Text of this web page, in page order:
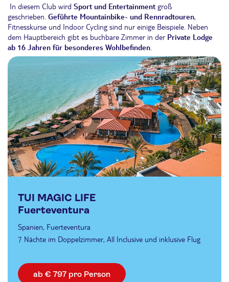
In diesem Club wird Sport und Entertainmentgroß
geschrieben. Geführte Mountainbike- und Rennradtouren,
Fitnesskurse und Indoor Cycling sind nur einige Beispiele. Neben
dem Hauptbereich gibt es buchbare Zimmer in der Private Lodge
ab 16 Jahren für besonderes Wohlbefinden
TUI MAGIC LIFE
Fuerteventura
Spanien, Fuerteventura
7 Nächte im Doppelzimmer, All Inclusive und inklusive Flug
ab € 797 pro Person